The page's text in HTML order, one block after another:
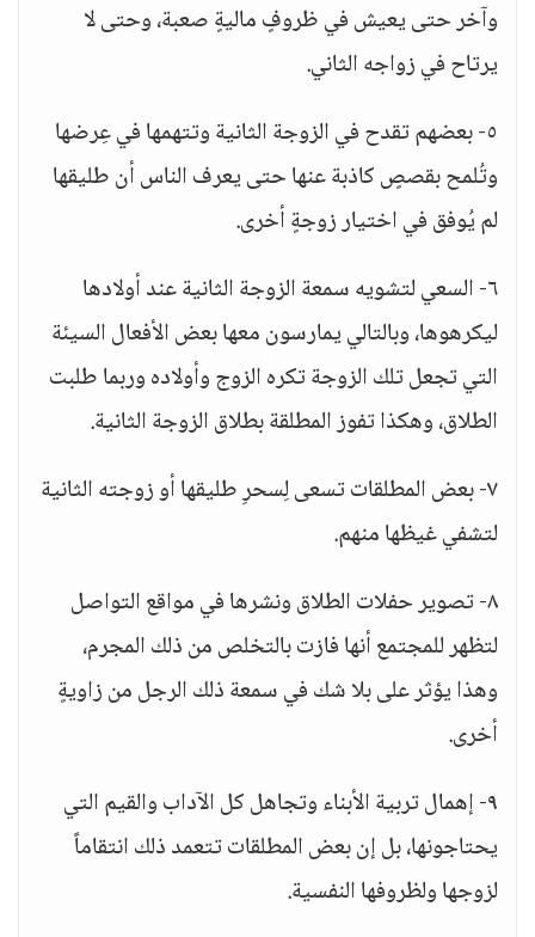
وآخر حتى يعيش في ظروفٍ ماليةٍ صعبة، وحتى لا
يرتاح في زواجه الثاني.
٥- بعضهم تقدح في الزوجة الثانية وتتهمها في عِرضها
وتُلمح بقصصٍ كاذبة عنها حتى يعرف الناس أن طليقها
لم يُوفق في اختيار زوجةٍ أخرى.
٦- السعي لتشويه سمعة الزوجة الثانية عند أولادها
ليكرهوها، وبالتالي يمارسون معها بعض الأفعال السيئة
التي تجعل تلك الزوجة تكره الزوج وأولاده وربما طلبت
الطلاق، وهكذا تفوز المطلقة بطلاق الزوجة الثانية.
٧- بعض المطلقات تسعى لِسحرِ طليقها أو زوجته الثانية
لتشفي غيظها منهم.
٨- تصوير حفلات الطلاق ونشرها في مواقع التواصل
لتظهر للمجتمع أنها فازت بالتخلص من ذلك المجرم،
وهذا يؤثر على بلا شك في سمعة ذلك الرجل من زاويةٍ
أخرى.
٩- إهمال تربية الأبناء وتجاهل كل الآداب والقيم التي
يحتاجونها، بل إن بعض المطلقات تتعمد ذلك انتقاماً
لزوجها ولظروفها النفسية.